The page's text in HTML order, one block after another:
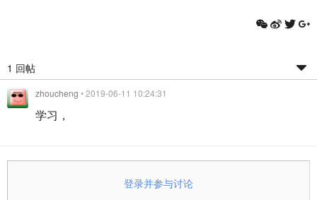
1 回帖
zhoucheng • 2019-06-11 10:24:31
学习，
登录并参与讨论